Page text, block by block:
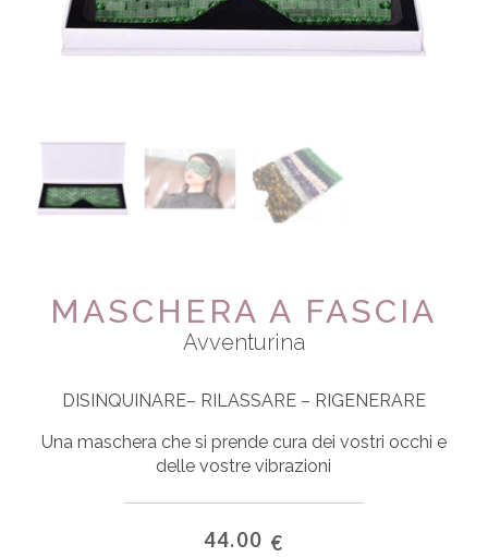
MASCHERA A FASCIA
Avventurina
DISINQUINARE– RILASSARE – RIGENERARE
Una maschera che si prende cura dei vostri occhi e
delle vostre vibrazioni
44.00 €